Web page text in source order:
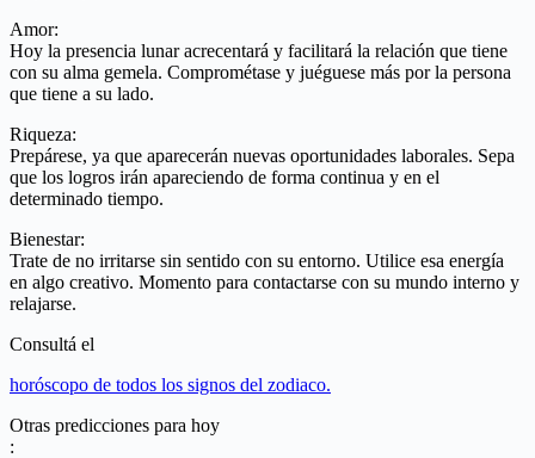
Amor:
Hoy la presencia lunar acrecentará y facilitará la relación que tiene
con su alma gemela. Comprométase y juéguese más por la persona
que tiene a su lado.
Riqueza:
Prepárese, ya que aparecerán nuevas oportunidades laborales. Sepa
que los logros irán apareciendo de forma continua y en el
determinado tiempo.
Bienestar:
Trate de no irritarse sin sentido con su entorno. Utilice esa energía
en algo creativo. Momento para contactarse con su mundo interno y
relajarse.
Consultá el
horóscopo de todos los signos del zodiaco.
Otras predicciones para hoy
: